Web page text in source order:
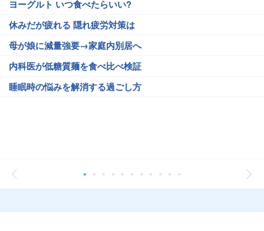
ヨーグルト いつ食べたらいい?
休みだが疲れる 隠れ疲労対策は
母が娘に減量強要→家庭内別居へ
内科医が低糖質麺を食べ比べ検証
睡眠時の悩みを解消する過ごし方